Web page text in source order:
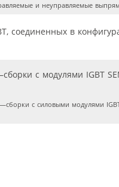
и неуправляемые
соединенных в
с силовыми модулями